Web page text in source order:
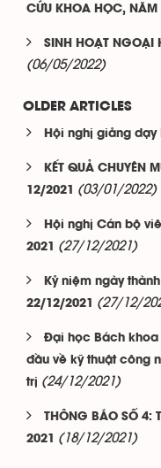
CỨU KHOA HỌC, NĂM
SINH HOẠT NGOẠI
(06/05/2022)
OLDER ARTICLES
Hội nghị giảng
KẾT QUẢ CHUYÊN
12/2021
(03/01/2022)
Hội nghị Cán bộ
2021
(27/12/2021)
Kỷ niệm ngày
22/12/2021
(27/12/
Đại học Bách khoa
đầu về kỹ thuật công
trị (24/12/2021)
THÔNG BÁO SỐ 4:
2021
(18/12/2021)